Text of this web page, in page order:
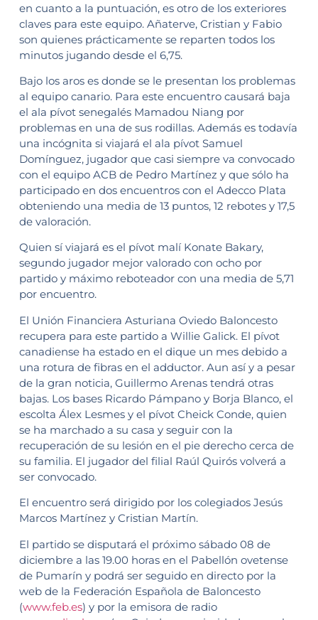
en cuanto a la puntuación, es otro de los exteriores
claves para este equipo. Añaterve, Cristian y Fabio
son quienes prácticamente se reparten todos los
minutos jugando desde el 6,75.
Bajo los aros es donde se le presentan los problemas
al equipo canario. Para este encuentro causará baja
el ala pívot senegalés Mamadou Niang por
problemas en una de sus rodillas. Además es todavía
una incógnita si viajará el ala pívot Samuel
Domínguez, jugador que casi siempre va convocado
con el equipo ACB de Pedro Martínez y que sólo ha
participado en dos encuentros con el Adecco Plata
obteniendo una media de 13 puntos, 12 rebotes y 17,5
de valoración.
Quien sí viajará es el pívot malí Konate Bakary,
segundo jugador mejor valorado con ocho por
partido y máximo reboteador con una media de 5,71
por encuentro.
El Unión Financiera Asturiana Oviedo Baloncesto
recupera para este partido a Willie Galick. El pívot
canadiense ha estado en el dique un mes debido a
una rotura de fibras en el adductor. Aun así y a pesar
de la gran noticia, Guillermo Arenas tendrá otras
bajas. Los bases Ricardo Pámpano y Borja Blanco, el
escolta Álex Lesmes y el pívot Cheick Conde, quien
se ha marchado a su casa y seguir con la
recuperación de su lesión en el pie derecho cerca de
su familia. El jugador del filial Raúl Quirós volverá a
ser convocado.
El encuentro será dirigido por los colegiados Jesús
Marcos Martínez y Cristian Martín.
El partido se disputará el próximo sábado 08 de
diciembre a las 19.00 horas en el Pabellón ovetense
de Pumarín y podrá ser seguido en directo por la
web de la Federación Española de Baloncesto
(www.feb.es) y por la emisora de radio